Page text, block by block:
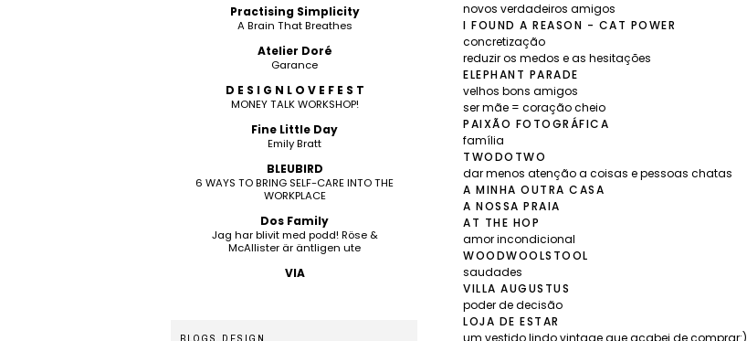
novos verdadeiros amigos
I FOUND A REASON - CAT POWER
concretização
reduzir os medos e as hesitações
ELEPHANT PARADE
velhos bons amigos
ser mãe = coração cheio
PAIXÃO FOTOGRÁFICA
família
TWODOTWO
dar menos atenção a coisas e pessoas chatas
A MINHA OUTRA CASA
A NOSSA PRAIA
AT THE HOP
amor incondicional
WOODWOOLSTOOL
saudades
VILLA AUGUSTUS
poder de decisão
LOJA DE ESTAR
um vestido lindo vintage que acabei de comprar:)
Practising Simplicity
A Brain That Breathes
Atelier Doré
Garance
D E S I G N L O V E F E S T
MONEY TALK WORKSHOP!
Fine Little Day
Emily Bratt
BLEUBIRD
6 WAYS TO BRING SELF-CARE INTO THE
WORKPLACE
Dos Family
Jag har blivit med podd! Röse &
McAllister är äntligen ute
VIA
BLOGS DESIGN